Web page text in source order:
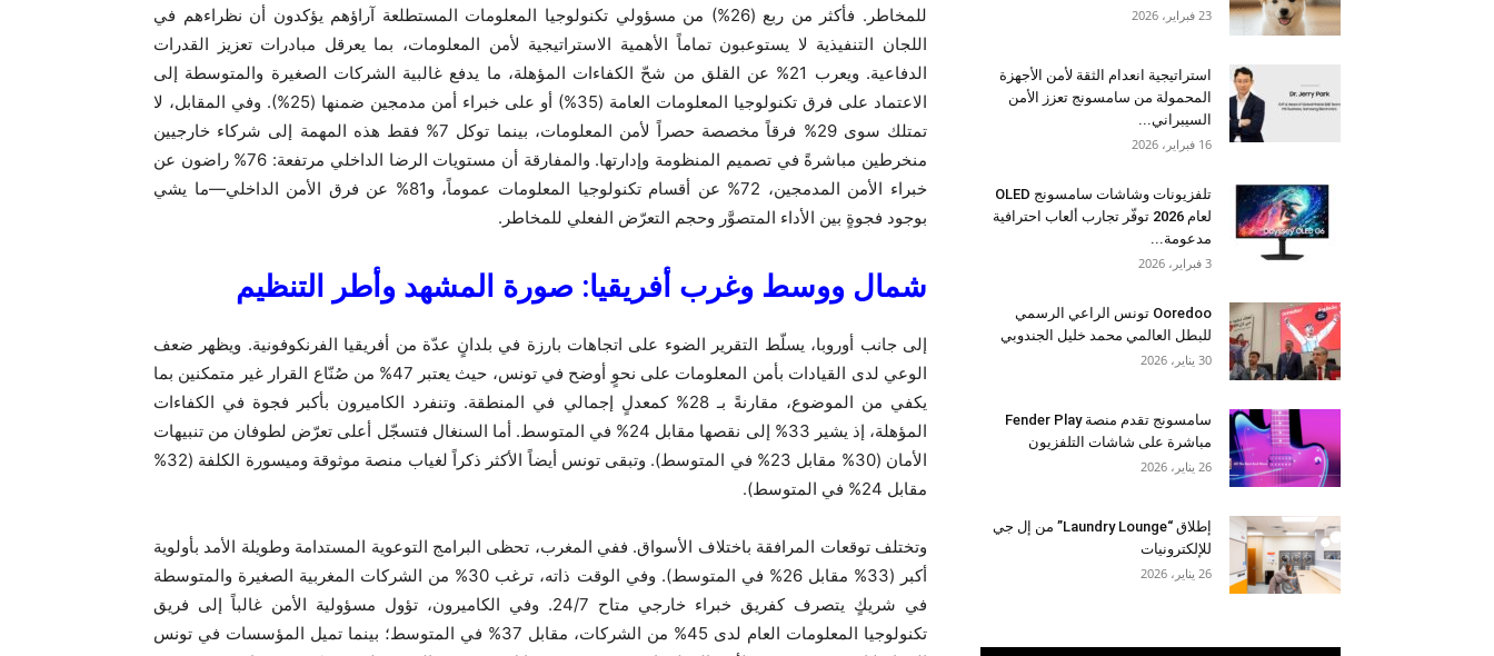
للمخاطر. فأكثر من ربع (26%) من مسؤولي تكنولوجيا المعلومات المستطلعة آراؤهم يؤكدون أن نظراءهم في
اللجان التنفيذية لا يستوعبون تماماً الأهمية الاستراتيجية لأمن المعلومات، بما يعرقل مبادرات تعزيز القدرات
الدفاعية. ويعرب 21% عن القلق من شحّ الكفاءات المؤهلة، ما يدفع غالبية الشركات الصغيرة والمتوسطة إلى
الاعتماد على فرق تكنولوجيا المعلومات العامة (35%) أو على خبراء أمن مدمجين ضمنها (25%). وفي المقابل، لا
تمتلك سوى 29% فرقاً مخصصة حصراً لأمن المعلومات، بينما توكل 7% فقط هذه المهمة إلى شركاء خارجيين
منخرطين مباشرةً في تصميم المنظومة وإدارتها. والمفارقة أن مستويات الرضا الداخلي مرتفعة: 76% راضون عن
خبراء الأمن المدمجين، 72% عن أقسام تكنولوجيا المعلومات عموماً، و81% عن فرق الأمن الداخلي—ما يشي
بوجود فجوةٍ بين الأداء المتصوَّر وحجم التعرّض الفعلي للمخاطر.
شمال ووسط وغرب أفريقيا: صورة المشهد وأطر التنظيم
إلى جانب أوروبا، يسلّط التقرير الضوء على اتجاهات بارزة في بلدانٍ عدّة من أفريقيا الفرنكوفونية. ويظهر ضعف
الوعي لدى القيادات بأمن المعلومات على نحوٍ أوضح في تونس، حيث يعتبر 47% من صُنّاع القرار غير متمكنين بما
يكفي من الموضوع، مقارنةً بـ 28% كمعدلٍ إجمالي في المنطقة. وتنفرد الكاميرون بأكبر فجوة في الكفاءات
المؤهلة، إذ يشير 33% إلى نقصها مقابل 24% في المتوسط. أما السنغال فتسجّل أعلى تعرّض لطوفان من تنبيهات
الأمان (30% مقابل 23% في المتوسط). وتبقى تونس أيضاً الأكثر ذكراً لغياب منصة موثوقة وميسورة الكلفة (32%
مقابل 24% في المتوسط).
وتختلف توقعات المرافقة باختلاف الأسواق. ففي المغرب، تحظى البرامج التوعوية المستدامة وطويلة الأمد بأولوية
أكبر (33% مقابل 26% في المتوسط). وفي الوقت ذاته، ترغب 30% من الشركات المغربية الصغيرة والمتوسطة
في شريكٍ يتصرف كفريق خبراء خارجي متاح 24/7. وفي الكاميرون، تؤول مسؤولية الأمن غالباً إلى فريق
تكنولوجيا المعلومات العام لدى 45% من الشركات، مقابل 37% في المتوسط؛ بينما تميل المؤسسات في تونس
23 فبراير، 2026
استراتيجية انعدام الثقة لأمن الأجهزة
المحمولة من سامسونج تعزز الأمن
السيبراني...
16 فبراير، 2026
تلفزيونات وشاشات سامسونج OLED
لعام 2026 توفّر تجارب ألعاب احترافية
مدعومة...
3 فبراير، 2026
Ooredoo تونس الراعي الرسمي
للبطل العالمي محمد خليل الجندوبي
30 يناير، 2026
سامسونج تقدم منصة Fender Play
مباشرة على شاشات التلفزيون
26 يناير، 2026
إطلاق “Laundry Lounge” من إل جي
للإلكترونيات
26 يناير، 2026